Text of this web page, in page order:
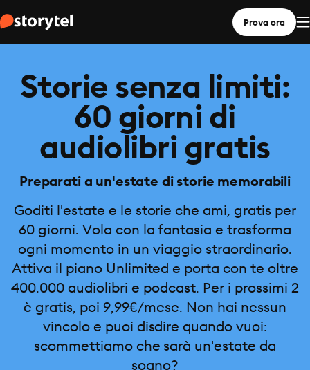
Prova ora
Storie senza limiti:
60 giorni di
audiolibri gratis
Preparati a un'estate di storie memorabili
Goditi l'estate e le storie che ami, gratis per
60 giorni. Vola con la fantasia e trasforma
ogni momento in un viaggio straordinario.
Attiva il piano Unlimited e porta con te oltre
400.000 audiolibri e podcast. Per i prossimi 2
è gratis, poi 9,99€/mese. Non hai nessun
vincolo e puoi disdire quando vuoi:
scommettiamo che sarà un'estate da
sogno?